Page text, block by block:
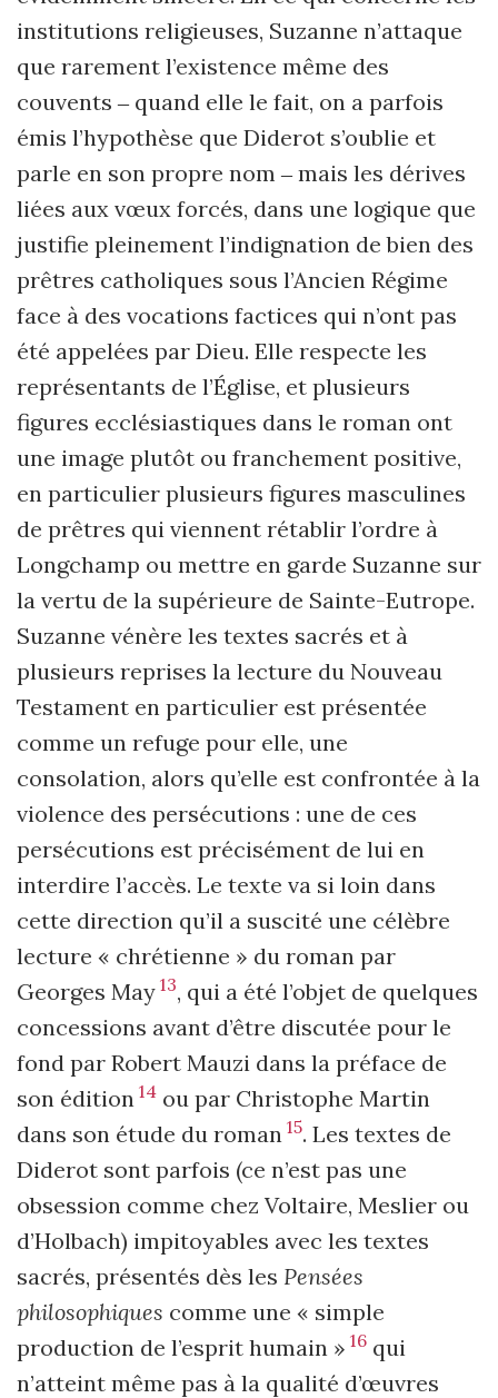
institutions religieuses, Suzanne n’attaque
que rarement l’existence même des
couvents ‒ quand elle le fait, on a parfois
émis l’hypothèse que Diderot s’oublie et
parle en son propre nom ‒ mais les dérives
liées aux vœux forcés, dans une logique que
justifie pleinement l’indignation de bien des
prêtres catholiques sous l’Ancien Régime
face à des vocations factices qui n’ont pas
été appelées par Dieu. Elle respecte les
représentants de l’Église, et plusieurs
figures ecclésiastiques dans le roman ont
une image plutôt ou franchement positive,
en particulier plusieurs figures masculines
de prêtres qui viennent rétablir l’ordre à
Longchamp ou mettre en garde Suzanne sur
la vertu de la supérieure de Sainte-Eutrope.
Suzanne vénère les textes sacrés et à
plusieurs reprises la lecture du Nouveau
Testament en particulier est présentée
comme un refuge pour elle, une
consolation, alors qu’elle est confrontée à la
violence des persécutions : une de ces
persécutions est précisément de lui en
interdire l’accès. Le texte va si loin dans
cette direction qu’il a suscité une célèbre
lecture « chrétienne » du roman par
Georges May 13, qui a été l’objet de quelques
concessions avant d’être discutée pour le
fond par Robert Mauzi dans la préface de
son édition 14 ou par Christophe Martin
dans son étude du roman 15. Les textes de
Diderot sont parfois (ce n’est pas une
obsession comme chez Voltaire, Meslier ou
d’Holbach) impitoyables avec les textes
sacrés, présentés dès les Pensées
philosophiques comme une « simple
production de l’esprit humain » 16 qui
n’atteint même pas à la qualité d’œuvres